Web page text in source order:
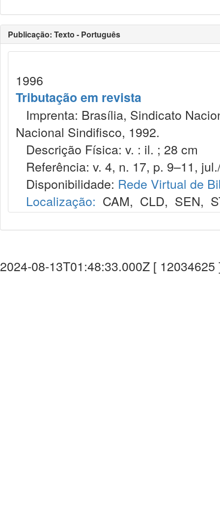
Publicação: Texto - Português
1996
Tributação em revista
Imprenta: Brasília, Sindicato
Nacional Sindifisco, 1992.
Descrição Física: v. : il. ; 28 cm
Referência: v. 4, n. 17, p. 9–11,
Disponibilidade: Rede Virtual de
Localização: CAM, CLD, SEN,
2024-08-13T01:48:33.000Z [ 12034625